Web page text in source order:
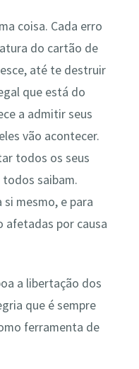
coisa. Cada erro
do cartão de
até te destruir
que está do
a admitir seus
vão acontecer.
todos os seus
todos saibam.
mesmo, e para
afetadas por causa
a libertação dos
que é sempre
ferramenta de